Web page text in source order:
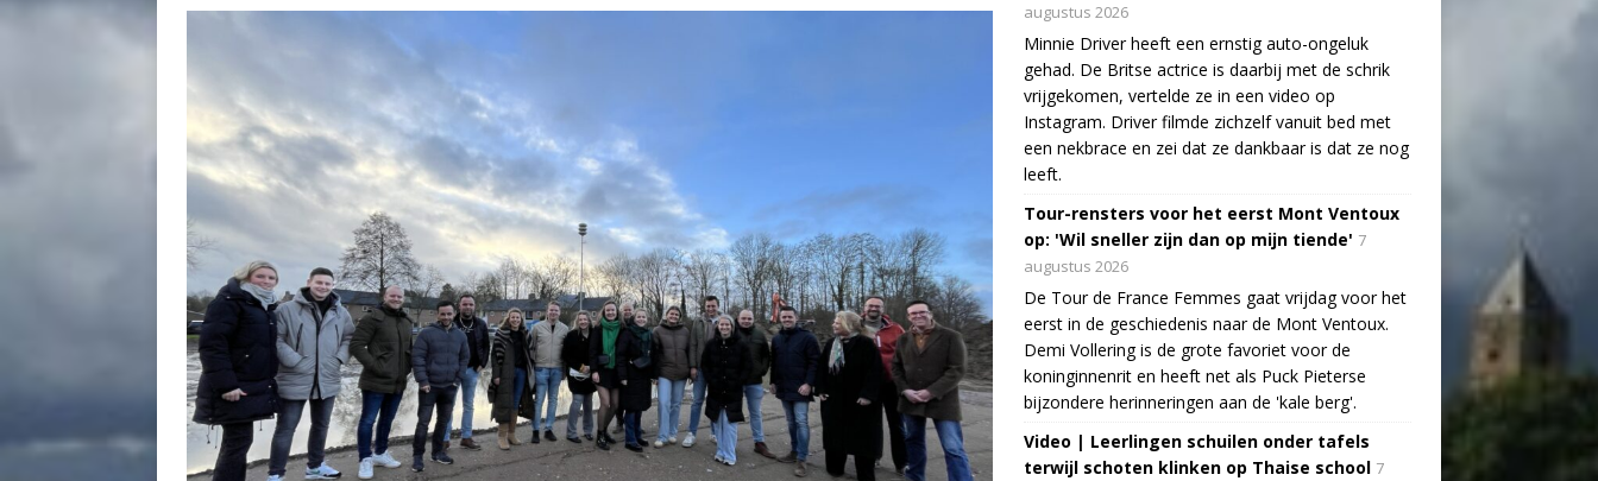
augustus 2026
Minnie Driver heeft een ernstig auto-ongeluk
gehad. De Britse actrice is daarbij met de schrik
vrijgekomen, vertelde ze in een video op
Instagram. Driver filmde zichzelf vanuit bed met
een nekbrace en zei dat ze dankbaar is dat ze nog
leeft.
Tour-rensters voor het eerst Mont Ventoux
op: 'Wil sneller zijn dan op mijn tiende' 7
augustus 2026
De Tour de France Femmes gaat vrijdag voor het
eerst in de geschiedenis naar de Mont Ventoux.
Demi Vollering is de grote favoriet voor de
koninginnenrit en heeft net als Puck Pieterse
bijzondere herinneringen aan de 'kale berg'.
Video | Leerlingen schuilen onder tafels
terwijl schoten klinken op Thaise school 7